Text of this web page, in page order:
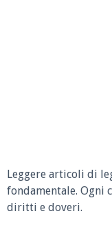
Leggere articoli di
fondamentale. Ogni
diritti e doveri.